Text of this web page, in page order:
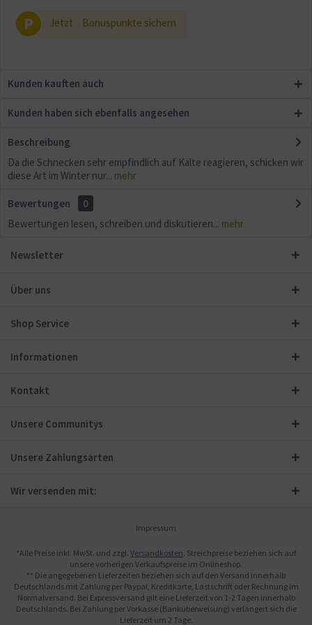
P Jetzt Bonuspunkte sichern
Kunden kauften auch
Kunden haben sich ebenfalls angesehen
Beschreibung
Da die Schnecken sehr empfindlich auf Kälte reagieren, schicken wir
diese Art im Winter nur... mehr
Bewertungen
0
Bewertungen lesen, schreiben und diskutieren... mehr
Newsletter
Über uns
Shop Service
Informationen
Kontakt
Unsere Communitys
Unsere Zahlungsarten
Wir versenden mit:
Impressum
*Alle Preise inkl. MwSt. und zzgl. Versandkosten. Streichpreise beziehen sich auf
unsere vorherigen Verkaufspreise im Onlineshop.
** Die angegebenen Lieferzeiten beziehen sich auf den Versand innerhalb
Deutschlands mit Zahlung per Paypal, Kreditkarte, Lastschrift oder Rechnung im
Normalversand. Bei Expressversand gilt eine Lieferzeit von 1-2 Tagen innerhalb
Deutschlands. Bei Zahlung per Vorkasse (Banküberweisung) verlängert sich die
Lieferzeit um 2 Tage.